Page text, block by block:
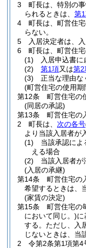
3
町長は、特別の
られるときは、 第
4
町長は、町営住
らない。
5
入居決定者は、
6
町長は、町営住宅
(1)
入居申込書に
(2)
第1項又は第2
(3)
正当な理由な
(町営住宅の使用期
第12条
町営住宅の
(同居の承認)
第13条
町営住宅の
2
町長は、 次の各号
より当該入居者が
(1)
当該承認に
える場合
(2)
当該入居者
(入居の承継)
第14条
町営住宅の
希望するときは、
(家賃の決定)
第15条
町営住宅の
において同じ。)に
する。 ただし、入
じないときは、当
2
令第2条第1項第4